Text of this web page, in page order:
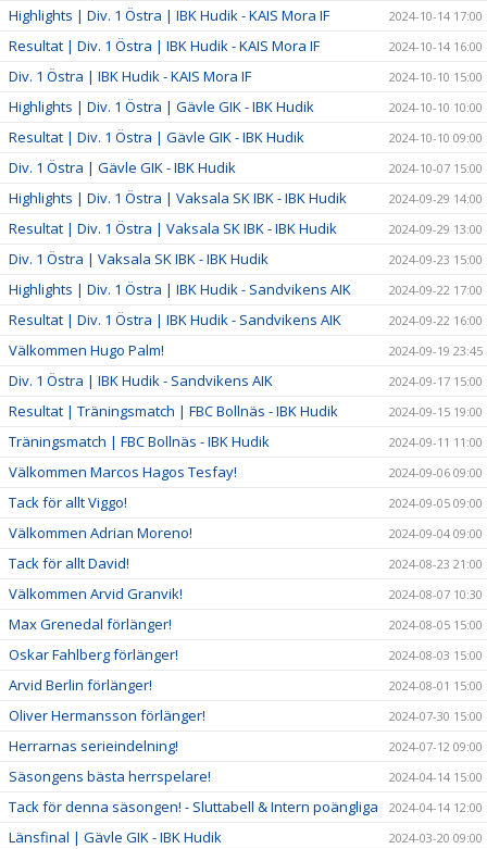
Highlights | Div. 1 Östra | IBK Hudik - KAIS Mora IF 2024-10-14 17:00
Resultat | Div. 1 Östra | IBK Hudik - KAIS Mora IF 2024-10-14 16:00
Div. 1 Östra | IBK Hudik - KAIS Mora IF 2024-10-10 15:00
Highlights | Div. 1 Östra | Gävle GIK - IBK Hudik 2024-10-10 10:00
Resultat | Div. 1 Östra | Gävle GIK - IBK Hudik 2024-10-10 09:00
Div. 1 Östra | Gävle GIK - IBK Hudik 2024-10-07 15:00
Highlights | Div. 1 Östra | Vaksala SK IBK - IBK Hudik 2024-09-29 14:00
Resultat | Div. 1 Östra | Vaksala SK IBK - IBK Hudik 2024-09-29 13:00
Div. 1 Östra | Vaksala SK IBK - IBK Hudik 2024-09-23 15:00
Highlights | Div. 1 Östra | IBK Hudik - Sandvikens AIK 2024-09-22 17:00
Resultat | Div. 1 Östra | IBK Hudik - Sandvikens AIK 2024-09-22 16:00
Välkommen Hugo Palm! 2024-09-19 23:45
Div. 1 Östra | IBK Hudik - Sandvikens AIK 2024-09-17 15:00
Resultat | Träningsmatch | FBC Bollnäs - IBK Hudik 2024-09-15 19:00
Träningsmatch | FBC Bollnäs - IBK Hudik 2024-09-11 11:00
Välkommen Marcos Hagos Tesfay! 2024-09-06 09:00
Tack för allt Viggo! 2024-09-05 09:00
Välkommen Adrian Moreno! 2024-09-04 09:00
Tack för allt David! 2024-08-23 21:00
Välkommen Arvid Granvik! 2024-08-07 10:30
Max Grenedal förlänger! 2024-08-05 15:00
Oskar Fahlberg förlänger! 2024-08-03 15:00
Arvid Berlin förlänger! 2024-08-01 15:00
Oliver Hermansson förlänger! 2024-07-30 15:00
Herrarnas serieindelning! 2024-07-12 09:00
Säsongens bästa herrspelare! 2024-04-14 15:00
Tack för denna säsongen! - Sluttabell & Intern poängliga 2024-04-14 12:00
Länsfinal | Gävle GIK - IBK Hudik 2024-03-20 09:00